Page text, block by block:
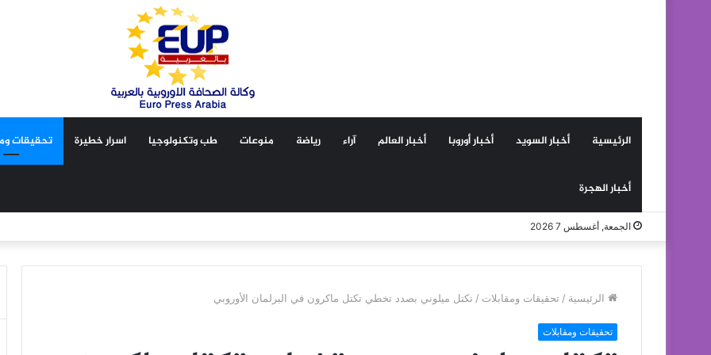
الرئيسية أخبار السويد أخبار أوروبا أخبار العالم آراء رياضة منوعات طب وتكنولوجيا اسرار خطيرة تحقيقات
أخبار الهجرة
الجمعة, أغسطس 7 2026
الرئيسية / تحقيقات ومقابلات / تكتل ميلوني بصدد تخطي تكتل ماكرون في البرلمان الأوروبي
تحقيقات ومقابلات